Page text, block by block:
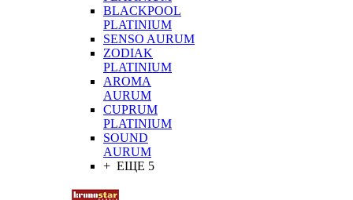
BLACKPOOL
PLATINIUM
SENSO AURUM
ZODIAK
PLATINIUM
AROMA
AURUM
CUPRUM
PLATINIUM
SOUND
AURUM
+ ЕЩЕ 5